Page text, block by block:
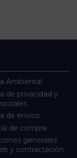
Ambiental
de privacidad y
de envíos
de compra
generales
y contractación